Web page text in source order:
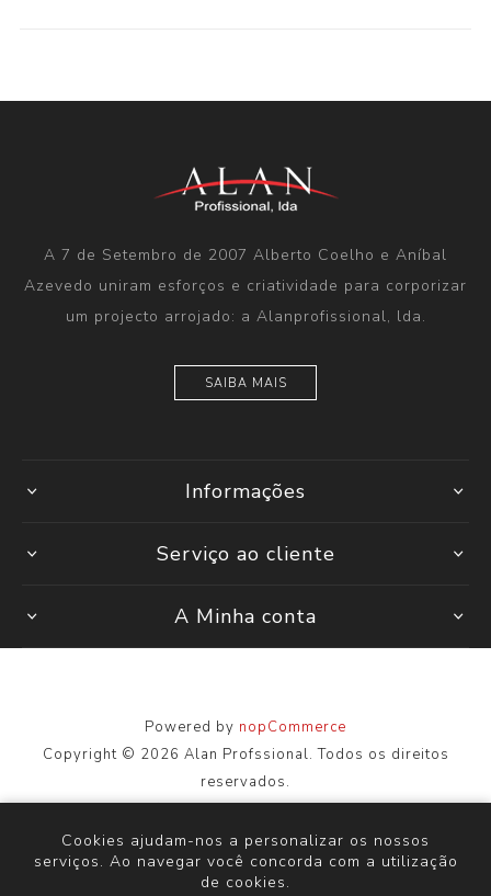
A 7 de Setembro de 2007 Alberto Coelho e Aníbal
Azevedo uniram esforços e criatividade para corporizar
um projecto arrojado: a Alanprofissional, lda.
SAIBA MAIS
Informações
Serviço ao cliente
A Minha conta
Powered by nopCommerce
Copyright © 2026 Alan Profssional. Todos os direitos
reservados.
Todos os preços são inseridos, incluindo impostos. Excluindo
envio
Cookies ajudam-nos a personalizar os nossos
serviços. Ao navegar você concorda com a utilização
de cookies.